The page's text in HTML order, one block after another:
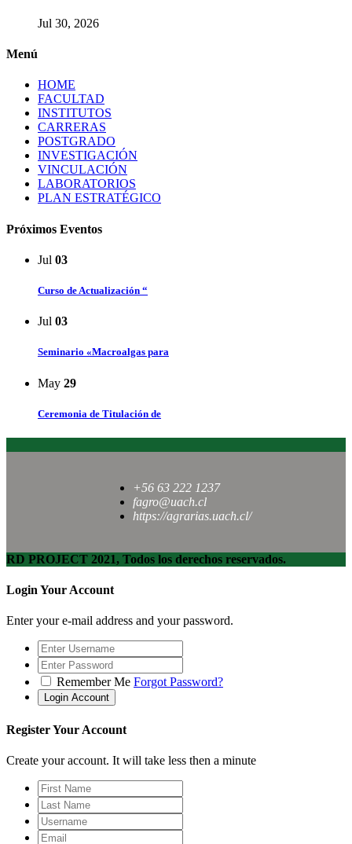
Jul 30, 2026
Menú
HOME
FACULTAD
INSTITUTOS
CARRERAS
POSTGRADO
INVESTIGACIÓN
VINCULACIÓN
LABORATORIOS
PLAN ESTRATÉGICO
Próximos Eventos
Jul 03
Curso de Actualización “
Jul 03
Seminario «Macroalgas para
May 29
Ceremonia de Titulación de
+56 63 222 1237
fagro@uach.cl
https://agrarias.uach.cl/
RD PROJECT 2021, Todos los derechos reservados.
Login Your Account
Enter your e-mail address and your password.
Remember Me Forgot Password?
Register Your Account
Create your account. It will take less then a minute